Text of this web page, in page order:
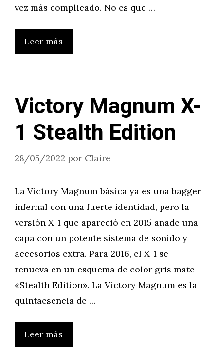
vez más complicado. No es que …
Leer más
Victory Magnum X-
1 Stealth Edition
28/05/2022 por Claire
La Victory Magnum básica ya es una bagger
infernal con una fuerte identidad, pero la
versión X-1 que apareció en 2015 añade una
capa con un potente sistema de sonido y
accesorios extra. Para 2016, el X-1 se
renueva en un esquema de color gris mate
«Stealth Edition». La Victory Magnum es la
quintaesencia de …
Leer más